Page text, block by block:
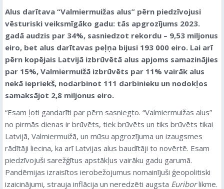
Alus darītava “Valmiermuižas alus” pērn piedzīvojusi
vēsturiski veiksmīgāko gadu: tās apgrozījums 2023.
gadā audzis par 34%, sasniedzot rekordu – 9,53 miljonus
eiro, bet alus darītavas peļņa bijusi 193 000 eiro. Lai arī
pērn kopējais Latvijā izbrūvētā alus apjoms samazinājies
par 15%, Valmiermuižā izbrūvēts par 11% vairāk alus
nekā iepriekš, nodarbinot 111 darbinieku un nodokļos
samaksājot 2,8 miljonus eiro.
“Esam ļoti gandarīti par pērn sasniegto. “Valmiermuižas alus”
no pirmās dienas ir brūvēts, tiek brūvēts un tiks brūvēts tikai
Latvijā, Valmiermuižā, un mūsu apgrozījuma un izaugsmes
rādītāji liecina, ka arī Latvijas alus baudītāji to novērtē. Esam
piedzīvojuši sarežģītus apstākļus vairāku gadu garumā.
Pandēmijas izraisītos ierobežojumus nomainījuši ģeopolitiski
izaicinājumi, strauja inflācija un neredzēti augsta Euriborlikme.